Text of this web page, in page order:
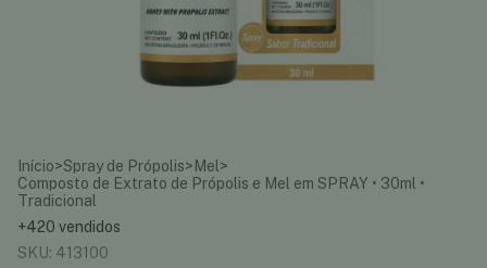
Início>Spray de Própolis> Mel >
Composto de Extrato de Própolis e Mel em SPRAY • 30ml •
Tradicional
+420 vendidos
SKU: 413100